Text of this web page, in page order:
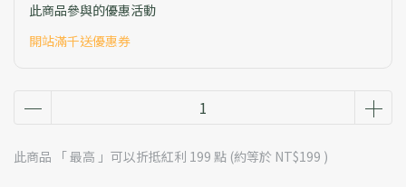
此商品參與的優惠活動
開站滿千送優惠券
此商品 「 最高 」可以折抵紅利 199 點 (約等於 NT$199 )